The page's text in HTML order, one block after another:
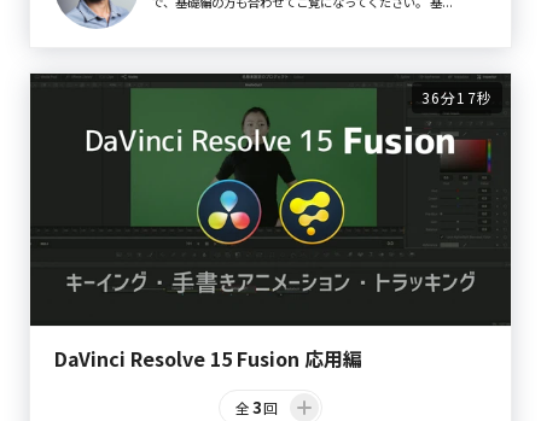
36分17秒
DaVinci Resolve 15 Fusion 応用編
全3回